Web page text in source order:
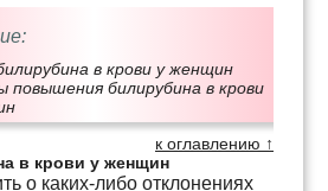
в крови у женщин
повышения билирубина в крови
к оглавлению ↑
в крови у женщин
о каких-либо отклонениях